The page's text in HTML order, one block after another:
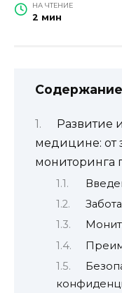
НА ЧТЕНИЕ
2 мин
Содержание
Развитие
медицине: от
мониторинга